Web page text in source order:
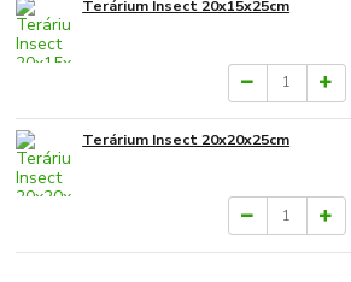
Terárium Insect 20x15x25cm
Terárium Insect 20x20x25cm